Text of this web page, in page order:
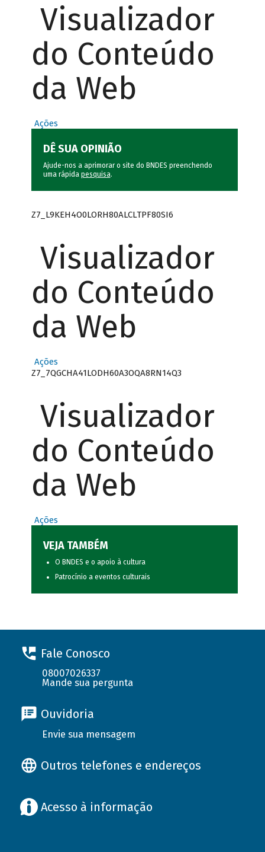
Visualizador
do Conteúdo
da Web
Ações
DÊ SUA OPINIÃO
Ajude-nos a aprimorar o site do BNDES preenchendo
uma rápida pesquisa.
Z7_L9KEH4O0LORH80ALCLTPF80SI6
Visualizador
do Conteúdo
da Web
Ações
Z7_7QGCHA41LODH60A3OQA8RN14Q3
Visualizador
do Conteúdo
da Web
Ações
VEJA TAMBÉM
O BNDES e o apoio à cultura
Patrocínio a eventos culturais
Fale Conosco
08007026337
Mande sua pergunta
Ouvidoria
Envie sua mensagem
Outros telefones e endereços
Acesso à informação